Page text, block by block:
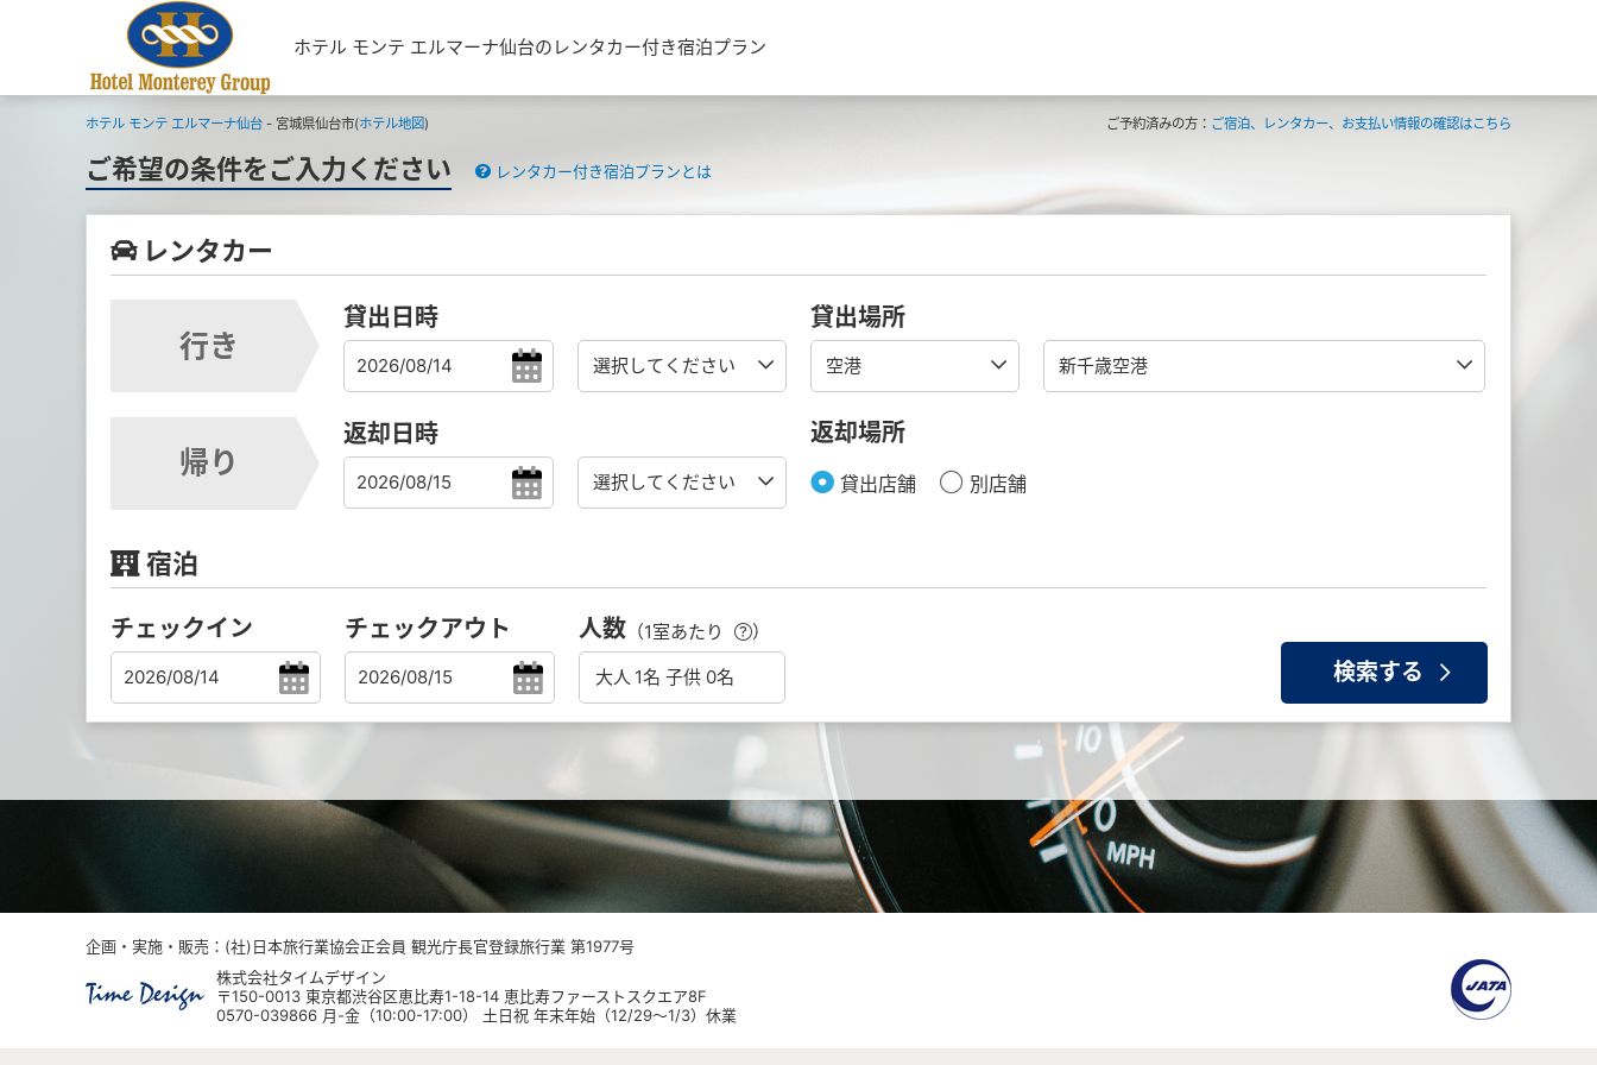
ホテル モンテ エルマーナ仙台のレンタカー付き宿泊プラン
ホテル モンテ エルマーナ仙台 - 宮城県仙台市(ホテル地図) ご予約済みの方： ご宿泊、レンタカー、お支払い情報の確認はこちら
ご希望の条件をご入力ください レンタカー付き宿泊プランとは
レンタカー
行き
貸出日時 貸出場所
帰り
返却日時 返却場所
貸出店舗 別店舗
宿泊
チェックイン チェックアウト 人数 （1室あたり ）
企画・実施・販売：(社)日本旅行業協会正会員 観光庁長官登録旅行業 第1977号
株式会社タイムデザイン
〒150-0013 東京都渋谷区恵比寿1-18-14 恵比寿ファーストスクエア8F
0570-039866 月-金（10:00-17:00） 土日祝 年末年始（12/29～1/3）休業